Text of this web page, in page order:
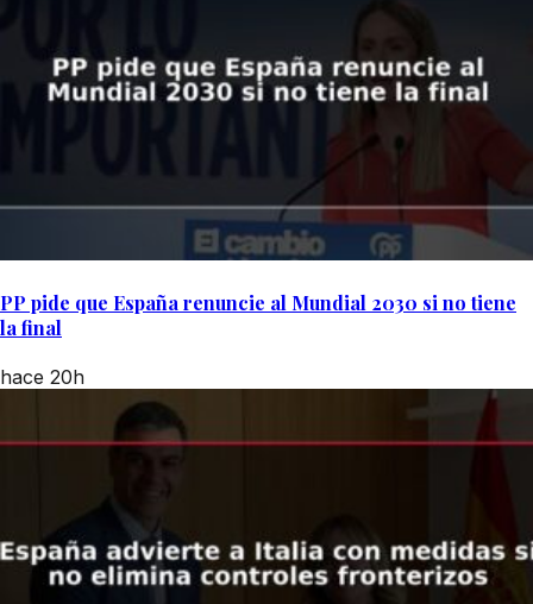
PP pide que España renuncie al Mundial 2030 si no tiene
la final
hace 20h